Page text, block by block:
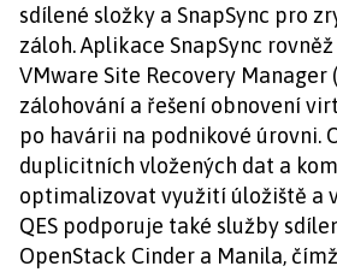
sdílené složky a SnapSync pro
záloh. Aplikace SnapSync
VMware Site Recovery Manager
zálohování a řešení obnovení
po havárii na podnikové úrovni.
duplicitních vložených dat a
optimalizovat využití úložiště a
QES podporuje také služby
OpenStack Cinder a Manila,